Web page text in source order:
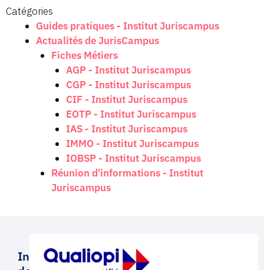
Catégories
Guides pratiques - Institut Juriscampus
Actualités de JurisCampus
Fiches Métiers
AGP - Institut Juriscampus
CGP - Institut Juriscampus
CIF - Institut Juriscampus
EOTP - Institut Juriscampus
IAS - Institut Juriscampus
IMMO - Institut Juriscampus
IOBSP - Institut Juriscampus
Réunion d'informations - Institut
Juriscampus
Institut